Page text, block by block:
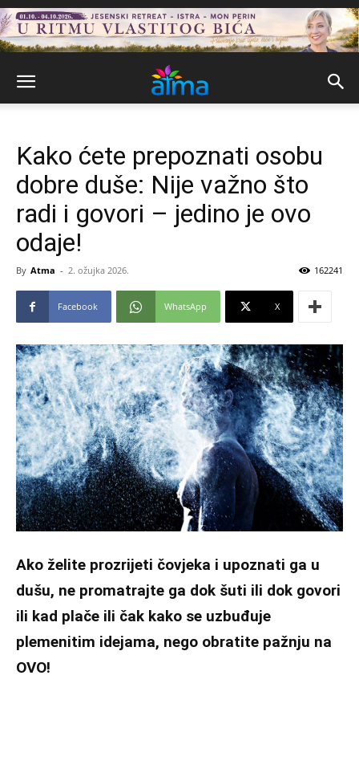
Kako ćete prepoznati osobu
dobre duše: Nije važno što
radi i govori – jedino je ovo
odaje!
By Atma - 2. ožujka 2026. 162241
Facebook WhatsApp X
Ako želite prozrijeti čovjeka i upoznati ga u
dušu, ne promatrajte ga dok šuti ili dok govori
ili kad plače ili čak kako se uzbuđuje
plemenitim idejama, nego obratite pažnju na
OVO!